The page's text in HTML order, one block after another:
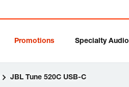
Promotions Specialty Audio
JBL Tune 520C USB-C